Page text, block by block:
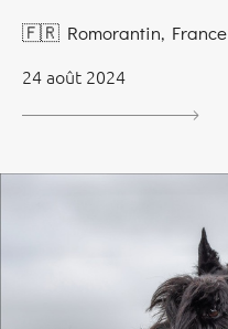
🇫🇷 Romorantin, France
24 août 2024